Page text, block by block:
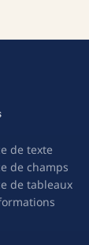
de texte
de champs
de tableaux